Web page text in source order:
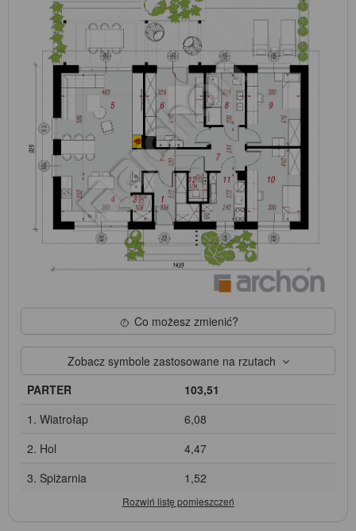
Co możesz zmienić?
Zobacz symbole zastosowane na rzutach
PARTER
103,51
1. Wiatrołap
6,08
2. Hol
4,47
3. Spiżarnia
1,52